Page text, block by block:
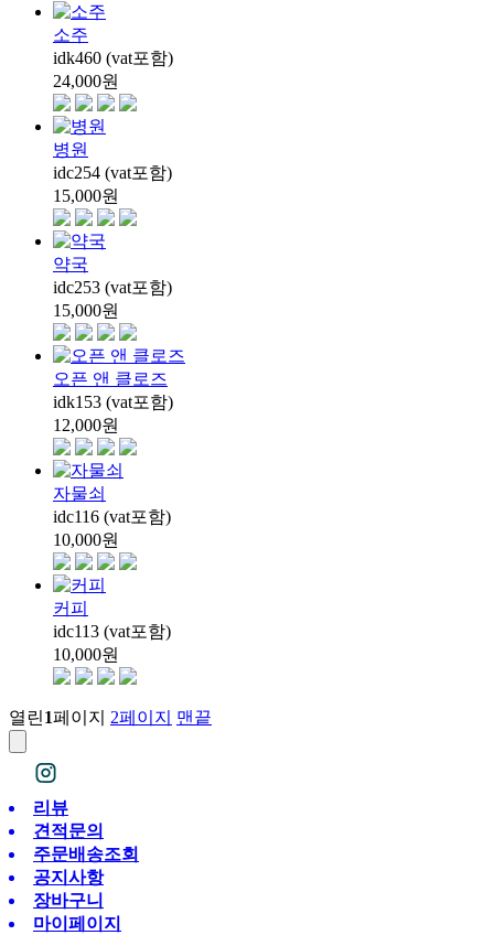
소주
idk460 (vat포함)
24,000원
병원
idc254 (vat포함)
15,000원
약국
idc253 (vat포함)
15,000원
오픈 앤 클로즈
idk153 (vat포함)
12,000원
자물쇠
idc116 (vat포함)
10,000원
커피
idc113 (vat포함)
10,000원
열린1페이지 2페이지 맨끝
리뷰
견적문의
주문배송조회
공지사항
장바구니
마이페이지